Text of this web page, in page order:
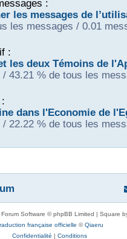
:
les messages de
les messages / 0.01
:
les deux Témoins de
/ 43.21 % de tous les
dans l'Economie de
/ 22.22 % de tous les
Software © phpBB Limited | Square
française officielle ©Qiaeru
Confidentialité | Conditions